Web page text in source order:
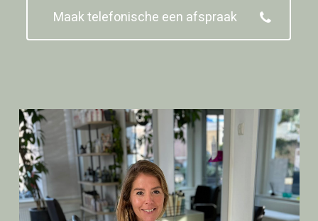
Maak telefonische een afspraak